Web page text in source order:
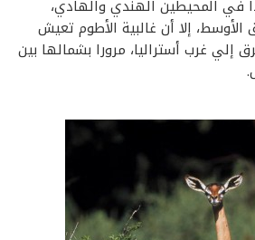
يجول بحار 37 بلدا في المحيطين الهندي والهادي،
إلا أن غالبية الأطوم تعيش
غرب أستراليا، مرورا بشمالها بين